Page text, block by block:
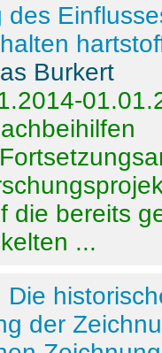
des
Burkert
die bereits
...
Die
der